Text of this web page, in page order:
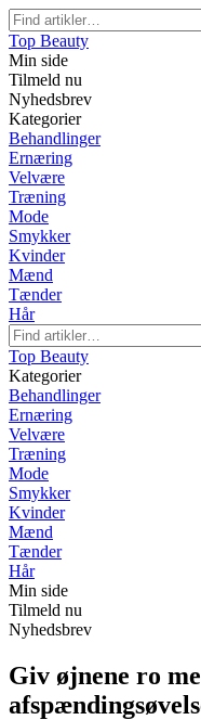
Top Beauty
Min side
Tilmeld nu
Nyhedsbrev
Kategorier
Behandlinger
Ernæring
Velvære
Træning
Mode
Smykker
Kvinder
Mænd
Tænder
Hår
Top Beauty
Kategorier
Behandlinger
Ernæring
Velvære
Træning
Mode
Smykker
Kvinder
Mænd
Tænder
Hår
Min side
Tilmeld nu
Nyhedsbrev
Giv øjnene ro